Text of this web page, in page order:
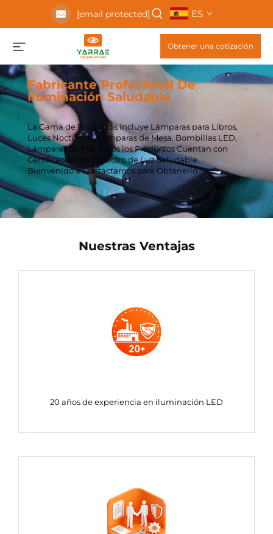
[email protected] ES
Obtener una cotización
Fabricante Profesional De
Iluminación Saludable
La Gama de Productos Incluye Lámparas para Libros,
Luces Nocturnas, Lámparas de Mesa, Bombillas LED,
Lámparas de Pie; Todos los Productos Cuentan con
Certificación de Espectro de Luz Saludable.
Bienvenido a Contactarnos para Obtenerlo.
Nuestras Ventajas
20 años de experiencia en iluminación LED